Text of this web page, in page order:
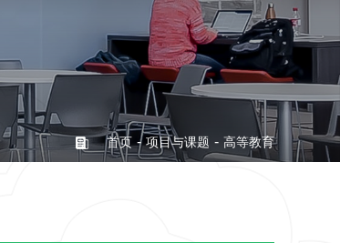
首页 - 项目与课题 - 高等教育